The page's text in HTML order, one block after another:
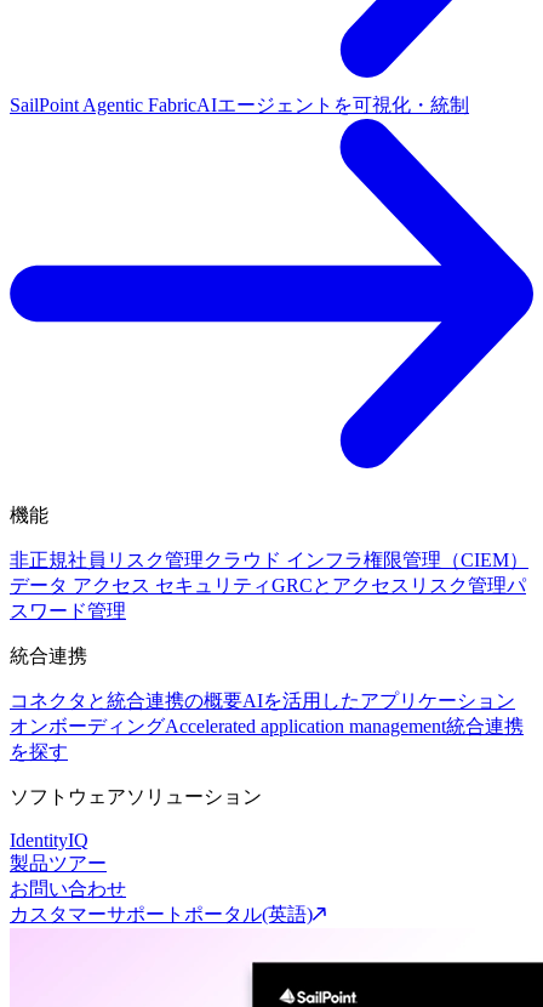
SailPoint Agentic FabricAIエージェントを可視化・統制
機能
非正規社員リスク管理クラウド インフラ権限管理（CIEM）
データ アクセス セキュリティGRCとアクセスリスク管理パ
スワード管理
統合連携
コネクタと統合連携の概要AIを活用したアプリケーション
オンボーディングAccelerated application management統合連携
を探す
ソフトウェアソリューション
IdentityIQ
製品ツアー
お問い合わせ
カスタマーサポートポータル(英語)